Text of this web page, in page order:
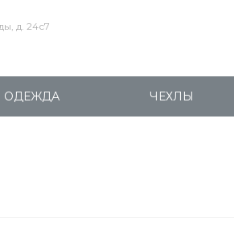
д. 24с7
ОДЕЖДА ЧЕХЛЫ